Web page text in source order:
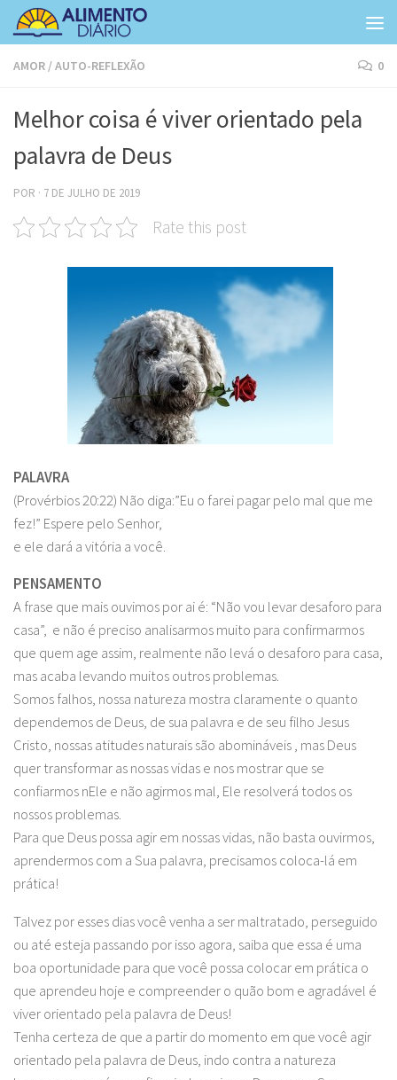
Skip to content
AMOR /AUTO-REFLEXÃO 0
Melhor coisa é viver orientado pela
palavra de Deus
POR · 7 DE JULHO DE 2019
Rate this post
PALAVRA
(Provérbios 20:22) Não diga:”Eu o farei pagar pelo mal que me
fez!” Espere pelo Senhor,
e ele dará a vitória a você.
PENSAMENTO
A frase que mais ouvimos por ai é: “Não vou levar desaforo para
casa”, e não é preciso analisarmos muito para confirmarmos
que quem age assim, realmente não levá o desaforo para casa,
mas acaba levando muitos outros problemas.
Somos falhos, nossa natureza mostra claramente o quanto
dependemos de Deus, de sua palavra e de seu filho Jesus
Cristo, nossas atitudes naturais são abomináveis , mas Deus
quer transformar as nossas vidas e nos mostrar que se
confiarmos nEle e não agirmos mal, Ele resolverá todos os
nossos problemas.
Para que Deus possa agir em nossas vidas, não basta ouvirmos,
aprendermos com a Sua palavra, precisamos coloca-lá em
prática!
Talvez por esses dias você venha a ser maltratado, perseguido
ou até esteja passando por isso agora, saiba que essa é uma
boa oportunidade para que você possa colocar em prática o
que aprendeu hoje e compreender o quão bom e agradável é
viver orientado pela palavra de Deus!
Tenha certeza de que a partir do momento em que você agir
orientado pela palavra de Deus, indo contra a natureza